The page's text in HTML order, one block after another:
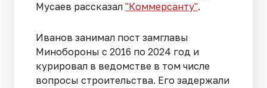
Мусаев рассказал "Коммерсанту".
Иванов занимал пост замглавы
Минобороны с 2016 по 2024 год и
курировал в ведомстве в том числе
вопросы строительства. Его задержали